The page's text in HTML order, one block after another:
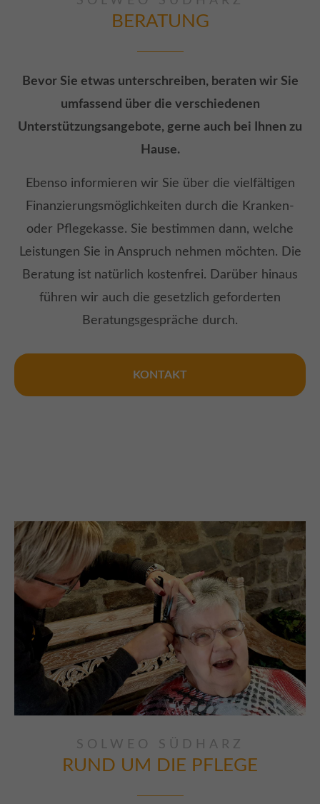
BERATUNG
Bevor Sie etwas unterschreiben, beraten wir Sie
umfassend über die verschiedenen
Unterstützungsangebote, gerne auch bei Ihnen zu
Hause.
Ebenso informieren wir Sie über die vielfältigen
Finanzierungsmöglichkeiten durch die Kranken-
oder Pflegekasse. Sie bestimmen dann, welche
Leistungen Sie in Anspruch nehmen möchten. Die
Beratung ist natürlich kostenfrei. Darüber hinaus
führen wir auch die gesetzlich geforderten
Beratungsgespräche durch.
KONTAKT
SOLWEO SÜDHARZ
RUND UM DIE PFLEGE